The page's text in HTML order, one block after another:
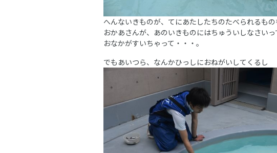
へんないきものが、てにあたしたちのたべられるもの
おかあさんが、あのいきものにはちゅういしなさい
おなかがすいちゃって・・・。
でもあいつら、なんかひっしにおねがいしてくるし